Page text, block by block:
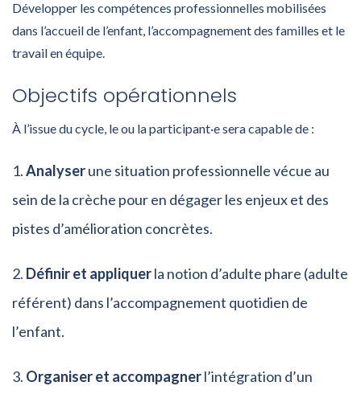
Développer les compétences professionnelles mobilisées
dans l’accueil de l’enfant, l’accompagnement des familles et le
travail en équipe.
Objectifs opérationnels
À l’issue du cycle, le ou la participant·e sera capable de :
Analyserune situation professionnelle vécue au
sein de la crèche pour en dégager les enjeux et des
pistes d’amélioration concrètes.
Définir et appliquerla notion d’adulte phare (adulte
référent) dans l’accompagnement quotidien de
l’enfant.
Organiser et accompagnerl’intégration d’un